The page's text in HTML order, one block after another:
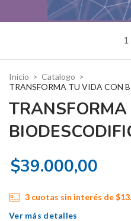
1
Inicio > Catalogo >
TRANSFORMA TU VIDA CON
$39.000,00
3 cuotas sin interés de
Ver más detalles